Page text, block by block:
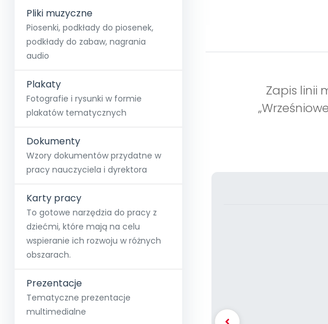
Pliki muzyczne
Piosenki, podkłady do piosenek,
podkłady do zabaw, nagrania
audio
Plakaty
Fotografie i rysunki w formie
plakatów tematycznych
Dokumenty
Wzory dokumentów przydatne w
pracy nauczyciela i dyrektora
Karty pracy
To gotowe narzędzia do pracy z
dziećmi, które mają na celu
wspieranie ich rozwoju w różnych
obszarach.
Prezentacje
Tematyczne prezentacje
multimedialne
Zapis linii